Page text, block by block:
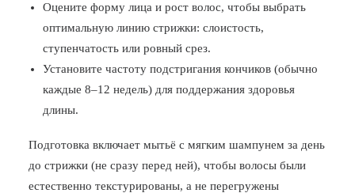
Оцените форму лица и рост волос, чтобы выбрать
оптимальную линию стрижки: слоистость,
ступенчатость или ровный срез.
Установите частоту подстригания кончиков (обычно
каждые 8–12 недель) для поддержания здоровья
длины.
Подготовка включает мытьё с мягким шампунем за день
до стрижки (не сразу перед ней), чтобы волосы были
естественно текстурированы, а не перегружены